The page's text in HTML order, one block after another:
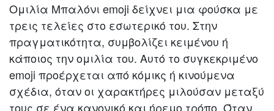
Ομιλία Μπαλόνι emoji δείχνει μια φούσκα με
τρεις τελείες στο εσωτερικό του. Στην
πραγματικότητα, συμβολίζει κειμένου ή
κάποιος την ομιλία του. Αυτό το συγκεκριμένο
emoji προέρχεται από κόμικς ή κινούμενα
σχέδια, όταν οι χαρακτήρες μιλούσαν μεταξύ
τους σε ένα κανονικό και ήρεμο τρόπο. Όταν